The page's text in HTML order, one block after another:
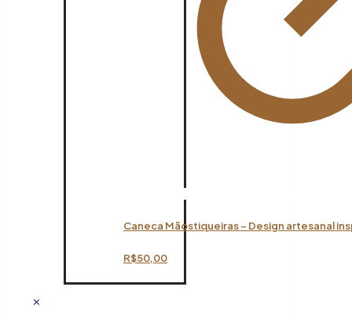
Caneca Mãostiqueiras – Design artesanal
R$50,00
✕